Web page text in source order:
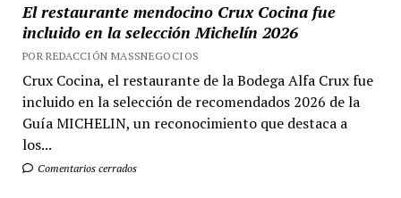
El restaurante mendocino Crux Cocina fue
incluido en la selección Michelín 2026
POR REDACCIÓN MASSNEGOCIOS
Crux Cocina, el restaurante de la Bodega Alfa Crux fue
incluido en la selección de recomendados 2026 de la
Guía MICHELIN, un reconocimiento que destaca a
los...
Comentarios cerrados